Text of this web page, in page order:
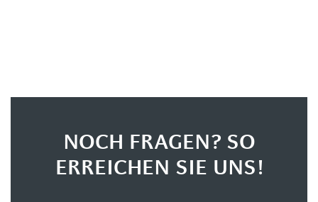
NOCH FRAGEN? SO
ERREICHEN SIE UNS!